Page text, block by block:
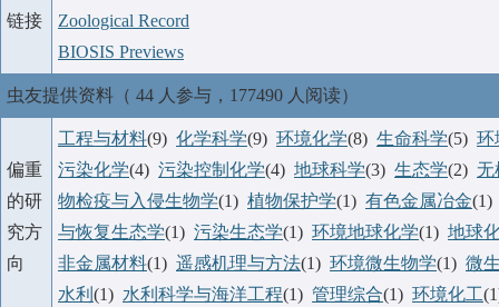
链接
Zoological Record
BIOSIS Previews
虫友提供资料（ 44 人参与，177490 人阅读）
偏重
的研
究方
向
工程与材料(9) 化学科学(9) 环境化学(8) 生命科学(5) 环
污染化学(4) 污染控制化学(4) 地球科学(3) 生态学(2) 无
物检疫与入侵生物学(1) 植物保护学(1) 有色金属冶金
与恢复生态学(1) 污染生态学(1) 环境地球化学(1) 地球
非金属材料(1) 遥感机理与方法(1) 环境微生物学(1) 微
水利 (1) 水利科学与海洋工程(1) 管理综合(1) 环境化工